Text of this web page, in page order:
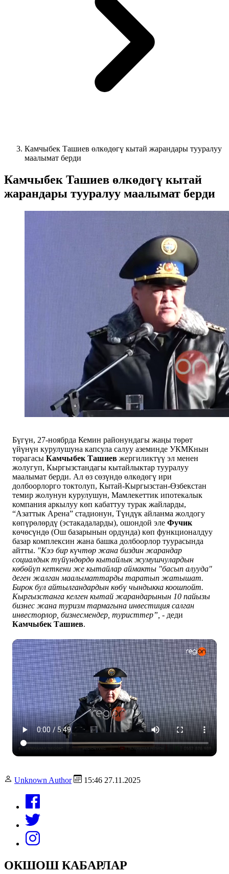
Камчыбек Ташиев өлкөдөгү кытай жарандары тууралуу
маалымат берди
Камчыбек Ташиев өлкөдөгү кытай
жарандары тууралуу маалымат берди
Бүгүн, 27-ноябрда Кемин районундагы жаңы төрөт
үйүнүн курулушуна капсула салуу аземинде УКМКнын
төрагасы Камчыбек Ташиев жергиликтүү эл менен
жолугуп, Кыргызстандагы кытайлыктар тууралуу
маалымат берди. Ал өз сөзүндө өлкөдөгү ири
долбоорлорго токтолуп, Кытай-Кыргызстан-Өзбекстан
темир жолунун курулушун, Мамлекеттик ипотекалык
компания аркылуу көп кабаттуу турак жайларды,
“Азаттык Арена” стадионун, Түндүк айланма жолдогу
көпүрөлөрдү (эстакадаларды), ошондой эле Фучик
көчөсүндө (Ош базарынын ордунда) көп функционалдуу
базар комплексин жана башка долбоорлор туурасында
айтты. "Кээ бир күчтөр жана биздин жарандар
социалдык түйүндөрдө кытайлык жумушчулардын
көбөйүп кеткени же кытайлар аймакты "басып алууда"
деген жалган маалыматтарды таратып жатышат.
Бирок бул айтылгандардын көбү чындыкка коошпойт.
Кыргызстанга келген кытай жарандарынын 10 пайызы
бизнес жана туризм тармагына инвестиция салган
инвесторлор, бизнесмендер, туристтер”, - деди
Камчыбек Ташиев.
Unknown Author 15:46 27.11.2025
ОКШОШ КАБАРЛАР